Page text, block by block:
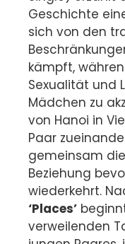
Geschichte
sich von den
kämpft,
Sexualität und
Mädchen zu
von Hanoi in
Paar
gemeinsam
Beziehung
wiederkehrt.
‘Places’
verweilenden